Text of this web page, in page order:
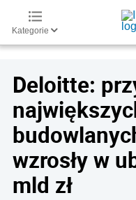
Kategorie
Deloitte:
wzrosły w
mld zł